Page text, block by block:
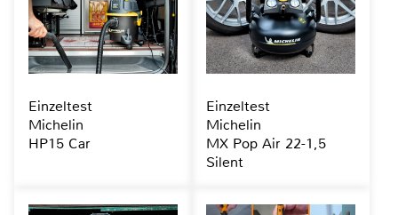
Einzeltest
Michelin
HP15 Car
Einzeltest
Michelin
MX Pop Air 22-1,5
Silent